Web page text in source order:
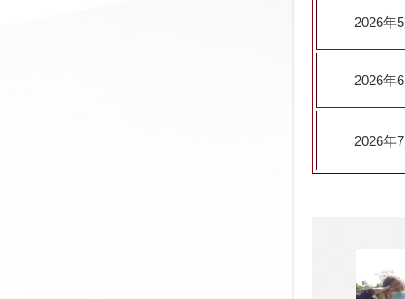
2026年5
2026年6
2026年7